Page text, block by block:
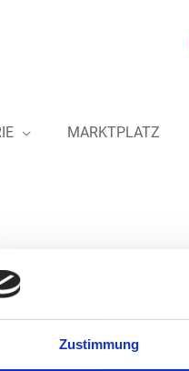
Zustimmung
MARKTPLATZ
Shoplieferant